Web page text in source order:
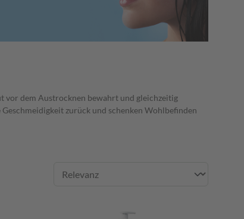
vor dem Austrocknen bewahrt und gleichzeitig
zurück und schenken Wohlbefinden